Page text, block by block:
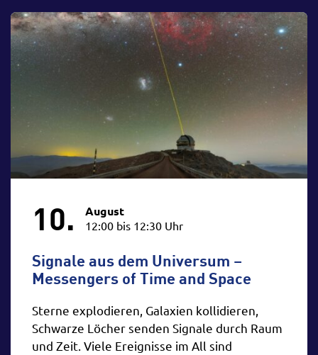
10. August
12:00 bis 12:30 Uhr
Signale aus dem Universum –
Messengers of Time and Space
Sterne explodieren, Galaxien kollidieren,
Schwarze Löcher senden Signale durch Raum
und Zeit. Viele Ereignisse im All sind